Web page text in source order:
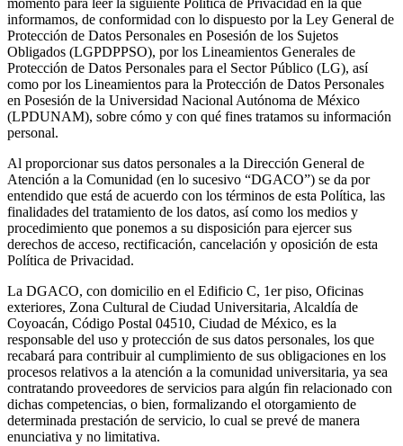
momento para leer la siguiente Política de Privacidad en la que
informamos, de conformidad con lo dispuesto por la Ley General de
Protección de Datos Personales en Posesión de los Sujetos
Obligados (LGPDPPSO), por los Lineamientos Generales de
Protección de Datos Personales para el Sector Público (LG), así
como por los Lineamientos para la Protección de Datos Personales
en Posesión de la Universidad Nacional Autónoma de México
(LPDUNAM), sobre cómo y con qué fines tratamos su información
personal.
Al proporcionar sus datos personales a la Dirección General de
Atención a la Comunidad (en lo sucesivo “DGACO”) se da por
entendido que está de acuerdo con los términos de esta Política, las
finalidades del tratamiento de los datos, así como los medios y
procedimiento que ponemos a su disposición para ejercer sus
derechos de acceso, rectificación, cancelación y oposición de esta
Política de Privacidad.
La DGACO, con domicilio en el Edificio C, 1er piso, Oficinas
exteriores, Zona Cultural de Ciudad Universitaria, Alcaldía de
Coyoacán, Código Postal 04510, Ciudad de México, es la
responsable del uso y protección de sus datos personales, los que
recabará para contribuir al cumplimiento de sus obligaciones en los
procesos relativos a la atención a la comunidad universitaria, ya sea
contratando proveedores de servicios para algún fin relacionado con
dichas competencias, o bien, formalizando el otorgamiento de
determinada prestación de servicio, lo cual se prevé de manera
enunciativa y no limitativa.